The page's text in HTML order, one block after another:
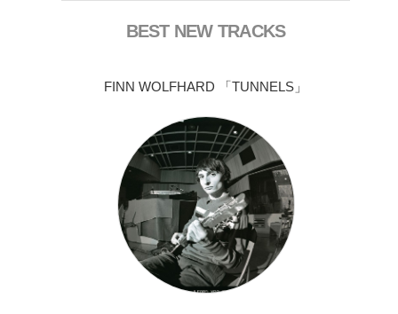
BEST NEW TRACKS
FINN WOLFHARD 「TUNNELS」